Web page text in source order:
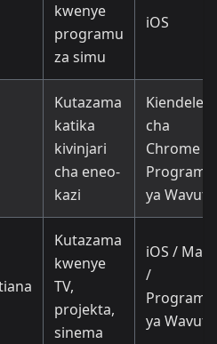
kwenye
programu
za simu
iOS
Kutazama
katika
kivinjari
cha eneo-
kazi
Kiendelezi
cha
Chrome /
Programu
ya Wavuti
Kutazama
kwenye
TV,
projekta,
sinema
iOS / Mac
/
Programu
ya Wavuti